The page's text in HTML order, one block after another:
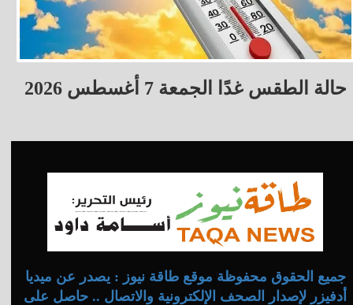
حالة الطقس غدًا الجمعة 7 أغسطس 2026
جميع الحقوق محفوظة موقع طاقة نيوز : يصدر عن ميديا
أدفيزر لإصدار الصحف الإلكترونية والاتصال .. حاصل على